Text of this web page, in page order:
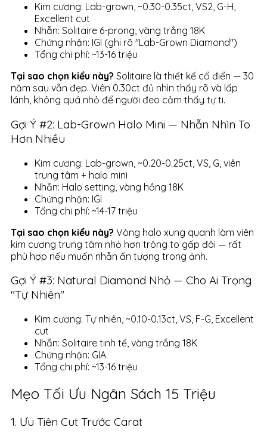
Kim cương: Lab-grown, ~0.30-0.35ct, VS2, G-H,
Excellent cut
Nhẫn: Solitaire 6-prong, vàng trắng 18K
Chứng nhận: IGI (ghi rõ "Lab-Grown Diamond")
Tổng chi phí: ~13-16 triệu
Tại sao chọn kiểu này? Solitaire là thiết kế cổ điển — 30
năm sau vẫn đẹp. Viên 0.30ct đủ nhìn thấy rõ và lấp
lánh, không quá nhỏ để người đeo cảm thấy tự ti.
Gợi Ý #2: Lab-Grown Halo Mini — Nhẫn Nhìn To
Hơn Nhiều
Kim cương: Lab-grown, ~0.20-0.25ct, VS, G, viên
trung tâm + halo mini
Nhẫn: Halo setting, vàng hồng 18K
Chứng nhận: IGI
Tổng chi phí: ~14-17 triệu
Tại sao chọn kiểu này? Vòng halo xung quanh làm viên
kim cương trung tâm nhỏ hơn trông to gấp đôi — rất
phù hợp nếu muốn nhẫn ấn tượng trong ảnh.
Gợi Ý #3: Natural Diamond Nhỏ — Cho Ai Trọng
"Tự Nhiên"
Kim cương: Tự nhiên, ~0.10-0.13ct, VS, F-G, Excellent
cut
Nhẫn: Solitaire tinh tế, vàng trắng 18K
Chứng nhận: GIA
Tổng chi phí: ~13-16 triệu
Mẹo Tối Ưu Ngân Sách 15 Triệu
1. Ưu Tiên Cut Trước Carat